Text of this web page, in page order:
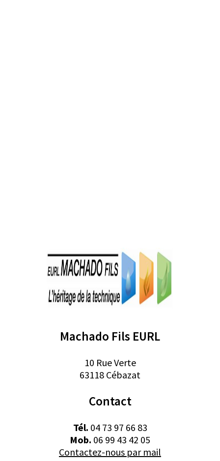
Machado Fils EURL
10 Rue Verte
63118 Cébazat
Contact
Tél. 04 73 97 66 83
Mob. 06 99 43 42 05
Contactez-nous par mail